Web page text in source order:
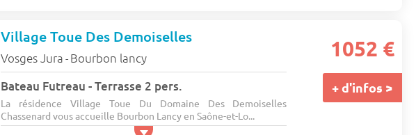
Village Toue Des Demoiselles
Vosges Jura - Bourbon lancy
Bateau Futreau - Terrasse 2 pers.
La résidence Village Toue Du Domaine Des Demoiselles
Chassenard vous accueille Bourbon Lancy en Saône-et-Lo...
1052 €
+ d'infos >